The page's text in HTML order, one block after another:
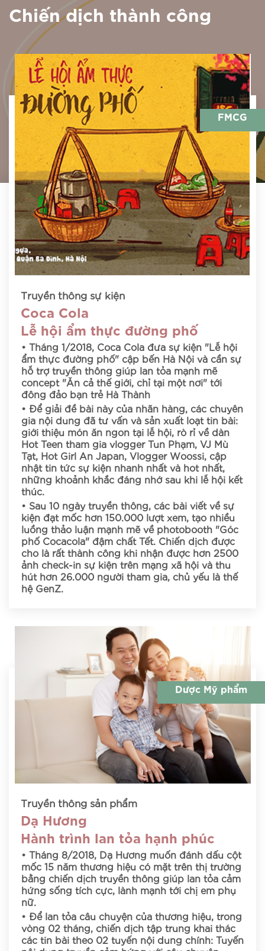
Chiến dịch thành công
Truyền thông sự kiện
Coca Cola
Lễ hội ẩm thực đường phố
• Tháng 1/2018, Coca Cola đưa sự kiện "Lễ hội
ẩm thực đường phố" cập bến Hà Nội và cần sự
hỗ trợ truyền thông giúp lan tỏa mạnh mẽ
concept "Ăn cả thế giới, chỉ tại một nơi" tới
đông đảo bạn trẻ Hà Thành
• Để giải đề bài này của nhãn hàng, các chuyên
gia nội dung đã tư vấn và sản xuất loạt tin bài:
giới thiệu món ăn ngon tại lễ hội, rò rỉ về dàn
Hot Teen tham gia vlogger Tun Phạm, VJ Mù
Tạt, Hot Girl An Japan, Vlogger Woossi, cập
nhật tin tức sự kiện nhanh nhất và hot nhất,
những khoảnh khắc đáng nhớ sau khi lễ hội kết
thúc.
• Sau 10 ngày truyền thông, các bài viết về sự
kiện đạt mốc hơn 150.000 lượt xem, tạo nhiều
luồng thảo luận mạnh mẽ về photobooth "Góc
phố Cocacola" đậm chất Tết. Chiến dịch được
cho là rất thành công khi nhận được hơn 2500
ảnh check-in sự kiện trên mạng xã hội và thu
hút hơn 26.000 người tham gia, chủ yếu là thế
hệ GenZ.
FMCG
Truyền thông sản phẩm
Dạ Hương
Hành trình lan tỏa hạnh phúc
• Tháng 8/2018, Dạ Hương muốn đánh dấu cột
mốc 15 năm thương hiệu có mặt trên thị trường
bằng chiến dịch truyền thông giúp lan tỏa cảm
hứng sống tích cực, lành mạnh tới chị em phụ
nữ.
• Để lan tỏa câu chuyện của thương hiệu, trong
vòng 02 tháng, chiến dịch tập trung khai thác
các tin bài theo 02 tuyến nội dung chính: Tuyến
Dược Mỹ phẩm